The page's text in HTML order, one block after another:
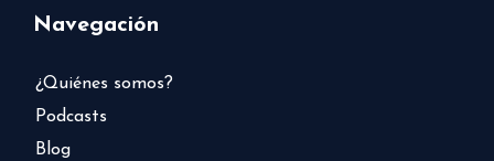
Navegación
¿Quiénes somos?
Podcasts
Blog